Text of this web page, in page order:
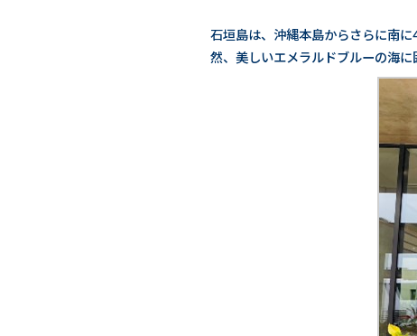
石垣島は、沖縄本島からさらに南
然、美しいエメラルドブルーの海に